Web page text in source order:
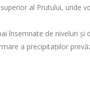
al Prutului, unde
însemnate de niveluri și
a precipitațiilor